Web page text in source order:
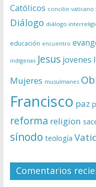
Católicos concilio vaticano
Diálogo diálogo
educación encuentro
indígenas Jesus jovenes
Mujeres musulmanes
Francisco paz
reforma religion
sínodo teología
Comentarios